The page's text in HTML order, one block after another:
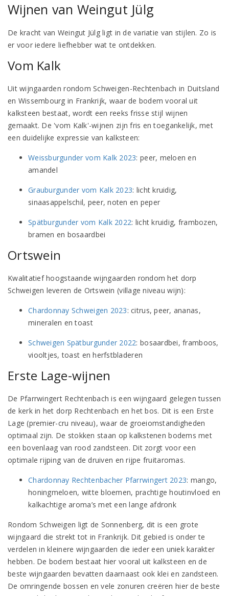
Wijnen van Weingut Jülg
De kracht van Weingut Jülg ligt in de variatie van stijlen. Zo is
er voor iedere liefhebber wat te ontdekken.
Vom Kalk
Uit wijngaarden rondom Schweigen-Rechtenbach in Duitsland
en Wissembourg in Frankrijk, waar de bodem vooral uit
kalksteen bestaat, wordt een reeks frisse stijl wijnen
gemaakt. De 'vom Kalk'-wijnen zijn fris en toegankelijk, met
een duidelijke expressie van kalksteen:
Weissburgunder vom Kalk 2023: peer, meloen en
amandel
Grauburgunder vom Kalk 2023: licht kruidig,
sinaasappelschil, peer, noten en peper
Spätburgunder vom Kalk 2022: licht kruidig, frambozen,
bramen en bosaardbei
Ortswein
Kwalitatief hoogstaande wijngaarden rondom het dorp
Schweigen leveren de Ortswein (village niveau wijn):
Chardonnay Schweigen 2023: citrus, peer, ananas,
mineralen en toast
Schweigen Spätburgunder 2022: bosaardbei, framboos,
viooltjes, toast en herfstbladeren
Erste Lage-wijnen
De Pfarrwingert Rechtenbach is een wijngaard gelegen tussen
de kerk in het dorp Rechtenbach en het bos. Dit is een Erste
Lage (premier-cru niveau), waar de groeiomstandigheden
optimaal zijn. De stokken staan op kalkstenen bodems met
een bovenlaag van rood zandsteen. Dit zorgt voor een
optimale rijping van de druiven en rijpe fruitaromas.
Chardonnay Rechtenbacher Pfarrwingert 2023: mango,
honingmeloen, witte bloemen, prachtige houtinvloed en
kalkachtige aroma’s met een lange afdronk
Rondom Schweigen ligt de Sonnenberg, dit is een grote
wijngaard die strekt tot in Frankrijk. Dit gebied is onder te
verdelen in kleinere wijngaarden die ieder een uniek karakter
hebben. De bodem bestaat hier vooral uit kalksteen en de
beste wijngaarden bevatten daarnaast ook klei en zandsteen.
De omringende bossen en vele zonuren creëren hier de beste